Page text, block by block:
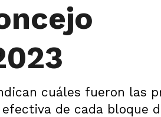
cuáles fueron las
de cada bloque